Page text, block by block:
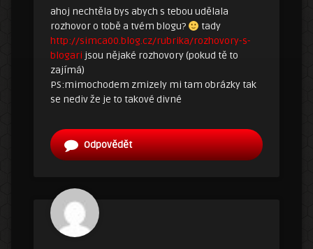
ahoj nechtěla bys abych s tebou udělala
rozhovor o tobě a tvém blogu?
tady
http://simca00.blog.cz/rubrika/rozhovory-s-
blogari jsou nějaké rozhovory (pokud tě to
zajímá)
PS:mimochodem zmizely mi tam obrázky tak
se nediv že je to takové divné
Odpovědět